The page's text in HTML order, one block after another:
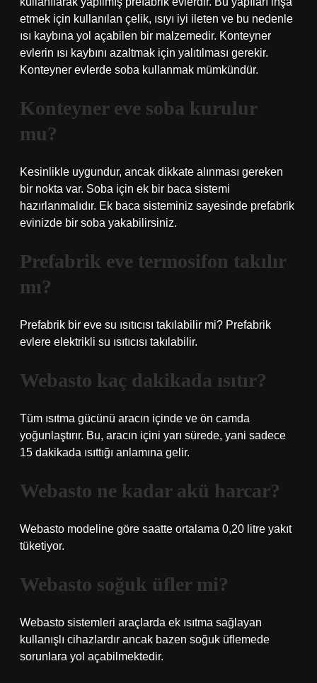
etmek için kullanılan çelik, ısıyı iyi ileten ve bu nedenle
ısı kaybına yol açabilen bir malzemedir. Konteyner
evlerin ısı kaybını azaltmak için yalıtılması gerekir.
Konteyner evlerde soba kullanmak mümkündür.
Konteyner eve soba kurulur
mu?
Kesinlikle uygundur, ancak dikkate alınması gereken
bir nokta var. Soba için ek bir baca sistemi
hazırlanmalıdır. Ek baca sisteminiz sayesinde prefabrik
evinizde bir soba yakabilirsiniz.
Prefabrik eve termosifon takılır
mı?
Prefabrik bir eve su ısıtıcısı takılabilir mi? Prefabrik
evlere elektrikli su ısıtıcısı takılabilir.
Webasto kaç dakikada ısıtır?
Tüm ısıtma gücünü aracın içinde ve ön camda
yoğunlaştırır. Bu, aracın içini yarı sürede, yani sadece
15 dakikada ısıttığı anlamına gelir.
Webasto ne kadar akü harcar?
Webasto modeline göre saatte ortalama 0,20 litre yakıt
tüketiyor.
Webasto soğuk üfler mi?
Webasto sistemleri araçlarda ek ısıtma sağlayan
kullanışlı cihazlardır ancak bazen soğuk üflemede
sorunlara yol açabilmektedir.